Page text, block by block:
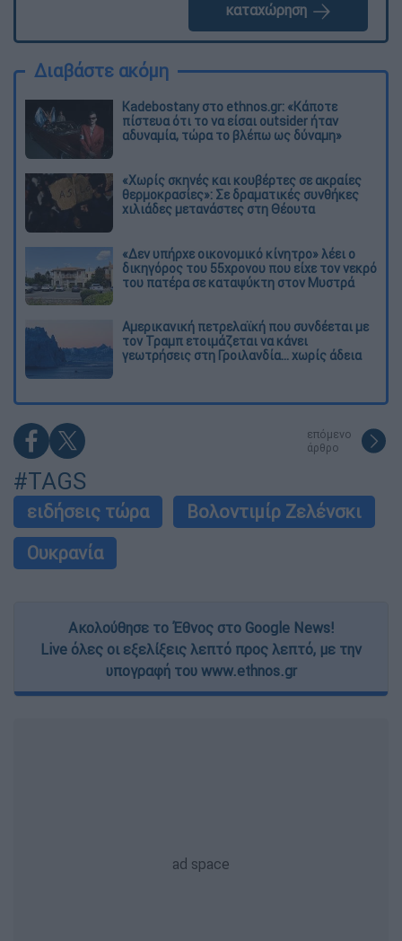
καταχώρηση
Διαβάστε ακόμη
Kadebostany στο ethnos.gr: «Κάποτε
πίστευα ότι το να είσαι outsider ήταν
αδυναμία, τώρα το βλέπω ως δύναμη»
«Χωρίς σκηνές και κουβέρτες σε ακραίες
θερμοκρασίες»: Σε δραματικές συνθήκες
χιλιάδες μετανάστες στη Θέουτα
«Δεν υπήρχε οικονομικό κίνητρο» λέει ο
δικηγόρος του 55χρονου που είχε τον νεκρό
του πατέρα σε καταψύκτη στον Μυστρά
Αμερικανική πετρελαϊκή που συνδέεται με
τον Τραμπ ετοιμάζεται να κάνει
γεωτρήσεις στη Γροιλανδία... χωρίς άδεια
επόμενο
άρθρο
#TAGS
ειδήσεις τώρα
Βολοντιμίρ Ζελένσκι
Ουκρανία
Ακολούθησε το Έθνος στο Google News!
Live όλες οι εξελίξεις λεπτό προς λεπτό, με την
υπογραφή του www.ethnos.gr